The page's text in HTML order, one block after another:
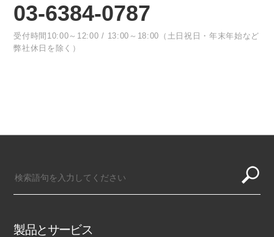
03-6384-0787
受付時間10:00～12:00 / 13:00～18:00（土日祝日・年末年始など
弊社休日を除く）
製品とサービス